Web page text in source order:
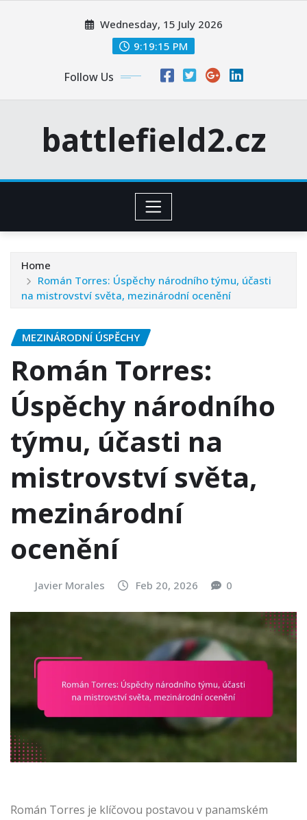
Wednesday, 15 July 2026
9:19:17 PM
Follow Us
battlefield2.cz
Home
Román Torres: Úspěchy národního týmu, účasti
na mistrovství světa, mezinárodní ocenění
MEZINÁRODNÍ ÚSPĚCHY
Román Torres:
Úspěchy národního
týmu, účasti na
mistrovství světa,
mezinárodní
ocenění
Javier Morales Feb 20, 2026 0
Román Torres je klíčovou postavou v panamském